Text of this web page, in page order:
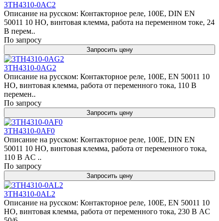
3TH4310-0AC2
Описание на русском: Контакторное реле, 100E, DIN EN
50011 10 НО, винтовая клемма, работа на переменном токе, 24
В перем..
По запросу
Запросить цену
3TH4310-0AG2
Описание на русском: Контакторное реле, 100E, EN 50011 10
НО, винтовая клемма, работа от переменного тока, 110 В
перемен..
По запросу
Запросить цену
3TH4310-0AF0
Описание на русском: Контакторное реле, 100E, DIN EN
50011 10 НО, винтовая клемма, работа от переменного тока,
110 В AC ..
По запросу
Запросить цену
3TH4310-0AL2
Описание на русском: Контакторное реле, 100E, EN 50011 10
НО, винтовая клемма, работа от переменного тока, 230 В AC